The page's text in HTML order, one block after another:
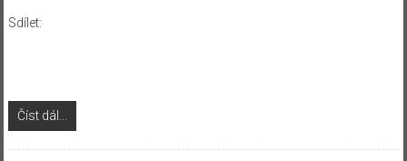
Sdílet:
Číst dál...